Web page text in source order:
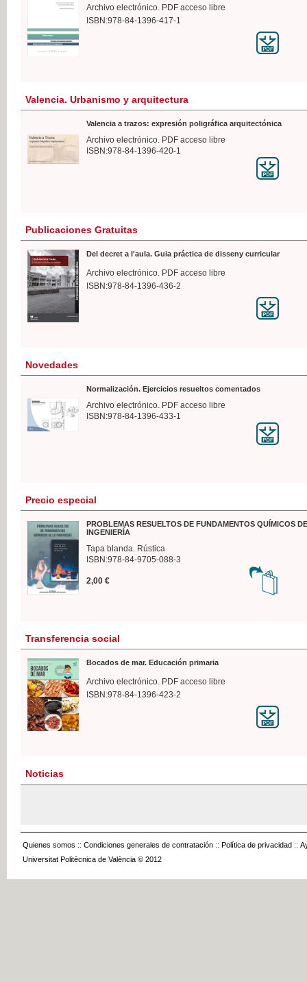
Archivo electrónico. PDF acceso libre
ISBN:978-84-1396-417-1
Valencia. Urbanismo y arquitectura
Valencia a trazos: expresión poligráfica arquitectónica
Archivo electrónico. PDF acceso libre
ISBN:978-84-1396-420-1
Publicaciones Gratuitas
Del decret a l'aula. Guia práctica de disseny curricular
Archivo electrónico. PDF acceso libre
ISBN:978-84-1396-436-2
Novedades
Normalización. Ejercicios resueltos comentados
Archivo electrónico. PDF acceso libre
ISBN:978-84-1396-433-1
Precio especial
PROBLEMAS RESUELTOS DE FUNDAMENTOS QUÍMICOS
INGENIERÍA
Tapa blanda. Rústica
ISBN:978-84-9705-088-3
2,00 €
Transferencia social
Bocados de mar. Educación primaria
Archivo electrónico. PDF acceso libre
ISBN:978-84-1396-423-2
Noticias
Quienes somos :: Condiciones generales de contratación :: Política de privacidad ::
Universitat Politècnica de València © 2012